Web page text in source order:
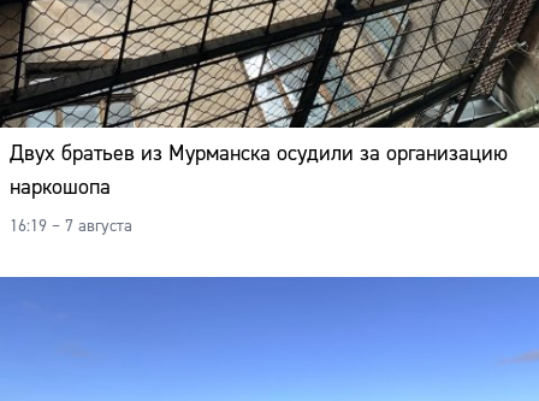
Двух братьев из Мурманска осудили за организацию
наркошопа
16:19 – 7 августа